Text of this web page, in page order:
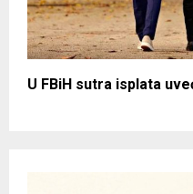
U FBiH sutra isplata